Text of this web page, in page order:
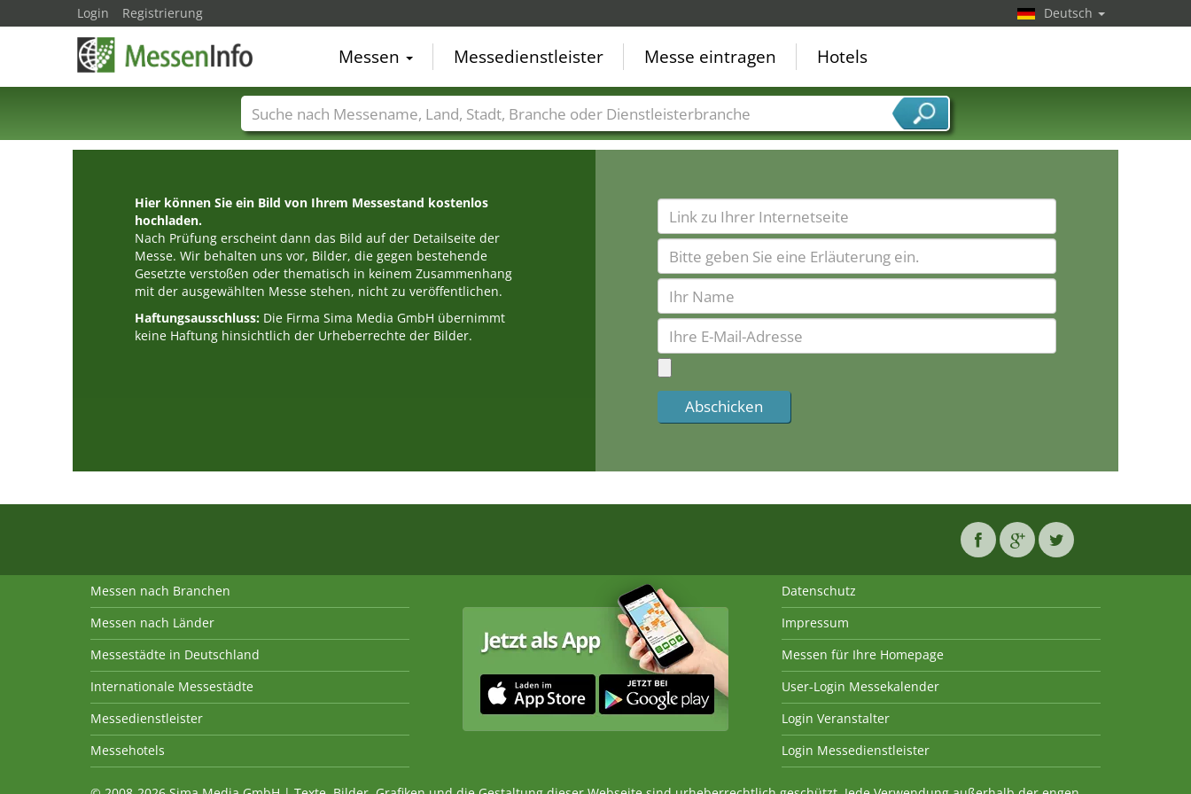
Hier können Sie ein Bild von Ihrem Messestand kostenlos
hochladen.
Nach Prüfung erscheint dann das Bild auf der Detailseite der
Messe. Wir behalten uns vor, Bilder, die gegen bestehende
Gesetzte verstoßen oder thematisch in keinem Zusammenhang
mit der ausgewählten Messe stehen, nicht zu veröffentlichen.
Haftungsausschluss: Die Firma Sima Media GmbH übernimmt
keine Haftung hinsichtlich der Urheberrechte der Bilder.
Login Registrierung Deutsch
Messen Messedienstleister Messe eintragen Hotels
Messenamen Länder Städte Branchen Dienstleisterbranchen
Messen nach Branchen
Messen nach Länder
Messestädte in Deutschland
Internationale Messestädte
Messedienstleister
Messehotels
Datenschutz
Impressum
Messen für Ihre Homepage
User-Login Messekalender
Login Veranstalter
Login Messedienstleister